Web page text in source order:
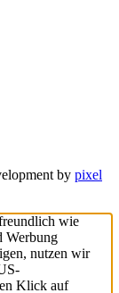
by pixel
wie
Werbung
nutzen wir
Klick auf